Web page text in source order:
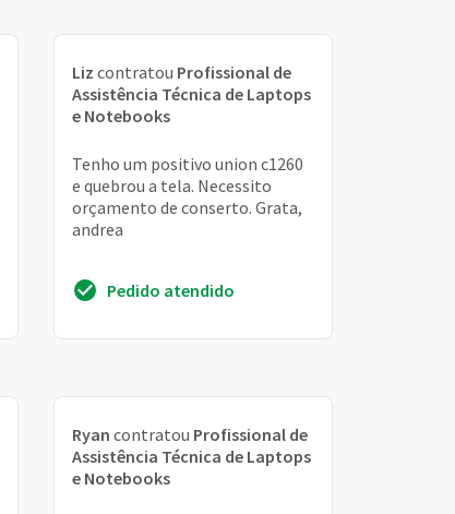
Liz contratou Profissional de
Assistência Técnica de Laptops
e Notebooks
Tenho um positivo union c1260
e quebrou a tela. Necessito
orçamento de conserto. Grata,
andrea
Pedido atendido
Ryan contratou Profissional de
Assistência Técnica de Laptops
e Notebooks